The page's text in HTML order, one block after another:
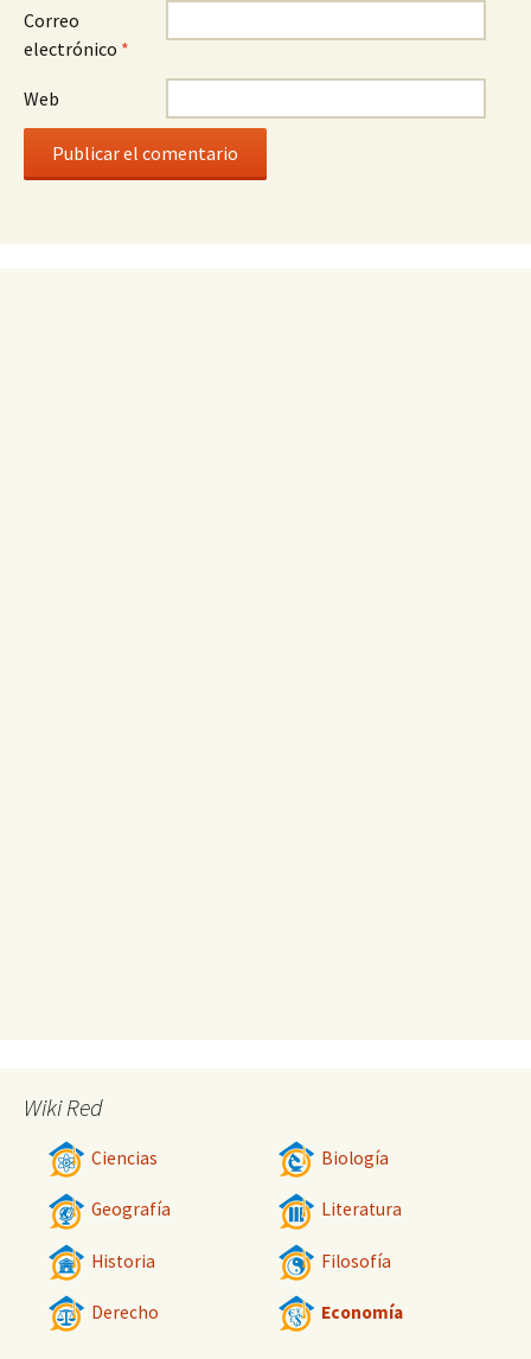
Correo
electrónico *
Web
Wiki Red
Ciencias Biología
Geografía Literatura
Historia Filosofía
Derecho Economía